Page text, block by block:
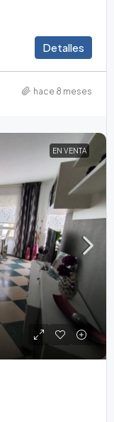
Detalles
hace 8 meses
EN VENTA